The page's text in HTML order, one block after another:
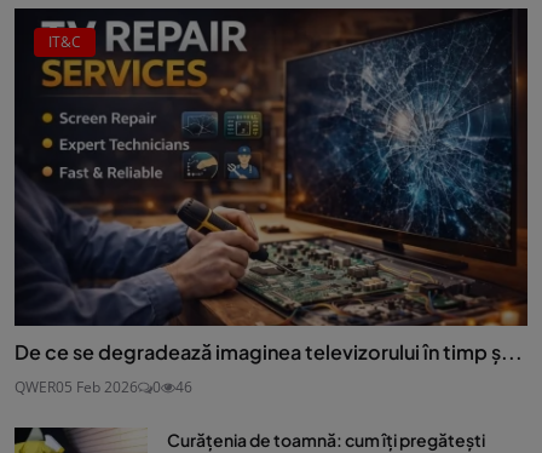
IT&C
De ce se degradează imaginea televizorului în timp ș...
QWER05 Feb 2026 0 46
Curățenia de toamnă: cum îți pregătești